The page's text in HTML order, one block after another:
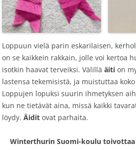
Loppuun vielä parin eskarilaisen,
on se kaikkein rakkain, jolle voi kertoa
isotkin haavat terveiksi. Välillä äiti on
lastensa tekemisistä, ja muistuttaa
Loppujen lopuksi suurin ihmetyksen
kun ne tietävät aina, missä kaikki
löydy. Äidit ovat parhaita.
Winterthurin Suomi-koulu